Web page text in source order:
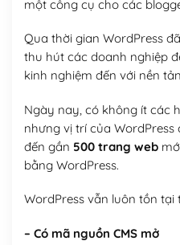
một công cụ cho các
Qua thời gian WordPress
thu hút các doanh nghiệp
kinh nghiệm đến với nền
Ngày nay, có không ít các
nhưng vị trí của
đến gần 500 trang web
bằng WordPress.
WordPress vẫn luôn tồn tại
– Có mã nguồn CMS mở